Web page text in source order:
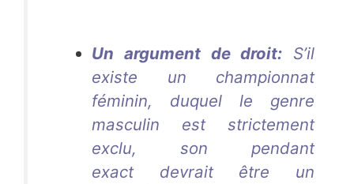
Un argument de droit: S’il
existe un championnat
féminin, duquel le genre
masculin est strictement
exclu, son pendant
exact devrait être un